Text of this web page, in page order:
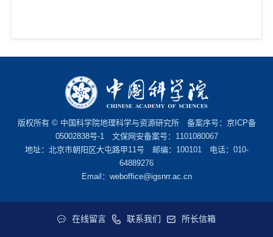
版权所有 © 中国科学院地理科学与资源研究所 备案序号： 京ICP备
05002838号-1文保网安备案号：1101080067
地址：北京市朝阳区大屯路甲11号 邮编：100101 电话：010-
64889276
Email： weboffice@igsnrr.ac.cn
在线留言 联系我们 所长信箱